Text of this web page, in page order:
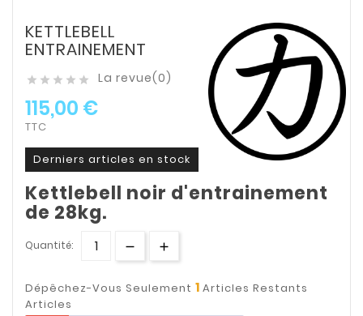
KETTLEBELL
ENTRAINEMENT
     La revue(0)
115,00 €
TTC
Derniers articles en stock
Kettlebell noir d'entrainement
de 28kg.
Quantité:
Dépêchez-Vous Seulement 1 Articles Restants
Articles